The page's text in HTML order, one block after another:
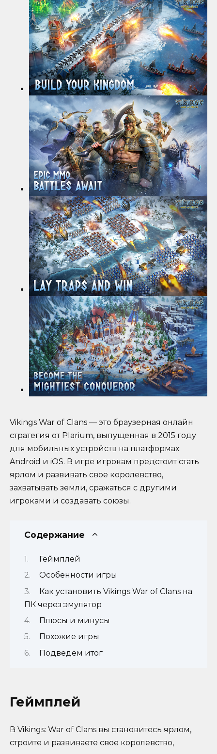
Vikings War of Clans — это браузерная онлайн
стратегия от Plarium, выпущенная в 2015 году
для мобильных устройств на платформах
Android и iOS. В игре игрокам предстоит стать
ярлом и развивать свое королевство,
захватывать земли, сражаться с другими
игроками и создавать союзы.
Содержание
Геймплей
Особенности игры
Как установить Vikings War of Clans на
ПК через эмулятор
Плюсы и минусы
Похожие игры
Подведем итог
Геймплей
В Vikings: War of Clans вы становитесь ярлом,
строите и развиваете свое королевство,